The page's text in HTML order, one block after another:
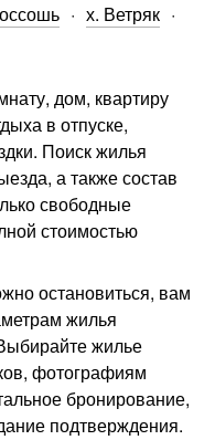
х. Ветряк
дом, квартиру
в отпуске,
Поиск жилья
а также состав
свободные
стоимостью
остановиться, вам
жилья
жилье
фотографиям
бронирование,
подтверждения.